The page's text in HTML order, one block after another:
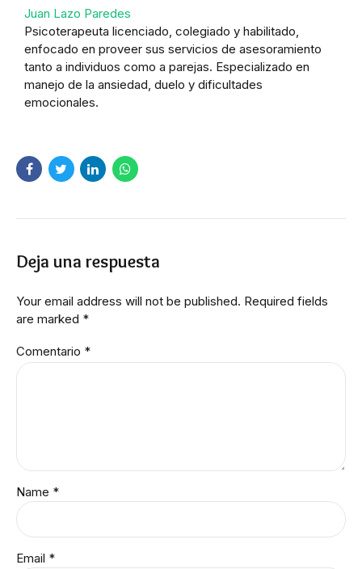
Juan Lazo Paredes
Psicoterapeuta licenciado, colegiado y habilitado,
enfocado en proveer sus servicios de asesoramiento
tanto a individuos como a parejas. Especializado en
manejo de la ansiedad, duelo y dificultades
emocionales.
Deja una respuesta
Your email address will not be published. Required fields
are marked *
Comentario *
Name *
Email *